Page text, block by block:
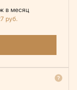
в месяц
руб.